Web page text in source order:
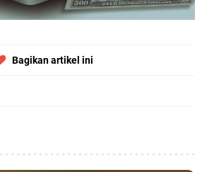
Bagikan artikel ini